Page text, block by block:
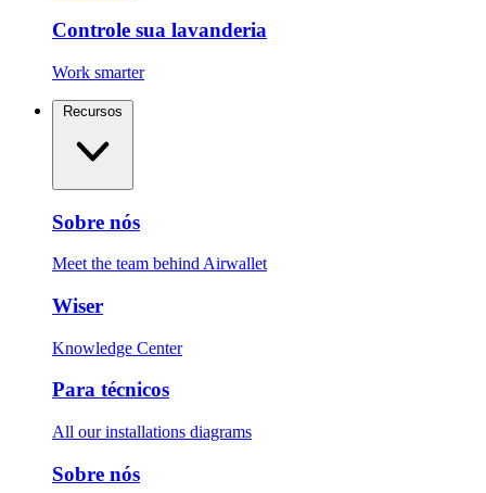
Controle sua lavanderia
Work smarter
Sobre nós
Meet the team behind Airwallet
Wiser
Knowledge Center
Para técnicos
All our installations diagrams
Sobre nós